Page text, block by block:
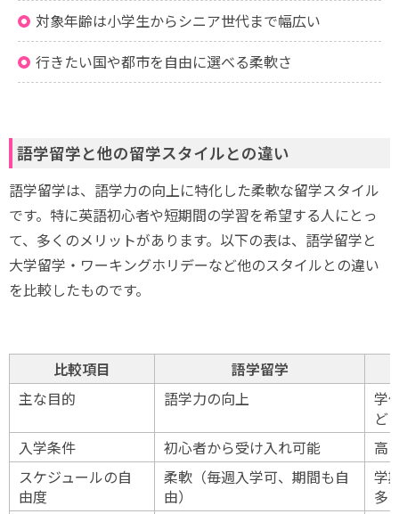
対象年齢は小学生からシニア世代まで幅広い
行きたい国や都市を自由に選べる柔軟さ
語学留学と他の留学スタイルとの違い
語学留学は、語学力の向上に特化した柔軟な留学スタイル
です。特に英語初心者や短期間の学習を希望する人にとっ
て、多くのメリットがあります。以下の表は、語学留学と
大学留学・ワーキングホリデーなど他のスタイルとの違い
を比較したものです。
比較項目 語学留学
主な目的
語学力の向上
学
ど
入学条件
初心者から受け入れ可能
高
スケジュールの自
由度
柔軟（毎週入学可、期間も自
由）
学
多